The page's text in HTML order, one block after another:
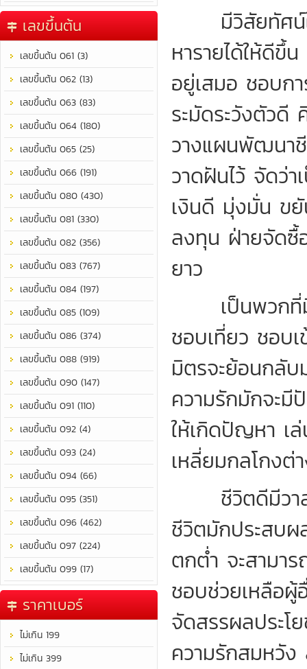
เลขขึ้นต้น
เลขขึ้นต้น 061 (3)
เลขขึ้นต้น 062 (13)
เลขขึ้นต้น 063 (83)
เลขขึ้นต้น 064 (180)
เลขขึ้นต้น 065 (25)
เลขขึ้นต้น 066 (191)
เลขขึ้นต้น 080 (430)
เลขขึ้นต้น 081 (330)
เลขขึ้นต้น 082 (356)
เลขขึ้นต้น 083 (767)
เลขขึ้นต้น 084 (197)
เลขขึ้นต้น 085 (109)
เลขขึ้นต้น 086 (374)
เลขขึ้นต้น 088 (919)
เลขขึ้นต้น 090 (147)
เลขขึ้นต้น 091 (110)
เลขขึ้นต้น 092 (4)
เลขขึ้นต้น 093 (24)
เลขขึ้นต้น 094 (66)
เลขขึ้นต้น 095 (351)
เลขขึ้นต้น 096 (462)
เลขขึ้นต้น 097 (224)
เลขขึ้นต้น 099 (17)
ราคาเบอร์
ไม่เกิน 199
ไม่เกิน 399
มีวิสัยทัศน์ใน
หารายได้ให้ดีขึ้
อยู่เสมอ ชอบก
ระมัดระวังตัวดี
วางแผนพัฒนา
วาดฝันไว้ จัดว่
เงินดี มุ่งมั่น ข
ลงทุน ฝ่ายจัดซื้
ยาว
เป็นพวกที่มี
ชอบเที่ยว ชอบเ
มิตรจะย้อนกลับ
ความรักมักจะ
ให้เกิดปัญหา เ
เหลี่ยมกลโกงต่
ชีวิตดีมีวาสน
ชีวิตมักประสบผ
ตกต่ำ จะสามา
ชอบช่วยเหลือผู้
จัดสรรผลประ
ความรักสมหวั